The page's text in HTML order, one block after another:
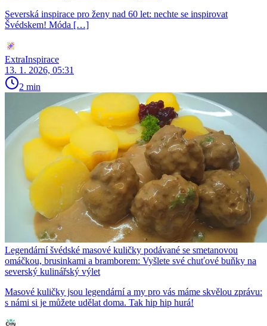
Severská inspirace pro ženy nad 60 let: nechte se inspirovat
Švédskem! Móda […]
ExtraInspirace
13. 1. 2026, 05:31
2 min
Legendární švédské masové kuličky podávané se smetanovou
omáčkou, brusinkami a bramborem: Vyšlete své chuťové buňky na
severský kulinářský výlet
Masové kuličky jsou legendární a my pro vás máme skvělou zprávu:
s námi si je můžete udělat doma. Tak hip hip hurá!